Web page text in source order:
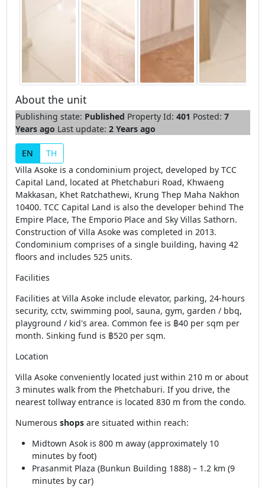
About the unit
Publishing state: Published Property Id: 401 Posted: 7
Years ago Last update: 2 Years ago
EN
TH
Villa Asoke is a condominium project, developed by TCC
Capital Land, located at Phetchaburi Road, Khwaeng
Makkasan, Khet Ratchathewi, Krung Thep Maha Nakhon
10400. TCC Capital Land is also the developer behind The
Empire Place, The Emporio Place and Sky Villas Sathorn.
Construction of Villa Asoke was completed in 2013.
Condominium comprises of a single building, having 42
floors and includes 525 units.
Facilities
Facilities at Villa Asoke include elevator, parking, 24-hours
security, cctv, swimming pool, sauna, gym, garden / bbq,
playground / kid's area. Common fee is ฿40 per sqm per
month. Sinking fund is ฿520 per sqm.
Location
Villa Asoke conveniently located just within 210 m or about
3 minutes walk from the Phetchaburi. If you drive, the
nearest tollway entrance is located 830 m from the condo.
Numerous shopsare situated within reach:
Midtown Asok is 800 m away (approximately 10
minutes by foot)
Prasanmit Plaza (Bunkun Building 1888) – 1.2 km (9
minutes by car)